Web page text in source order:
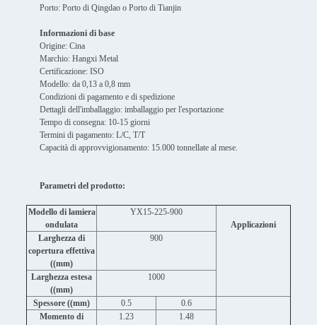
Porto: Porto di Qingdao o Porto di Tianjin
Informazioni di base
Origine: Cina
Marchio: Hangxi Metal
Certificazione: ISO
Modello: da 0,13 a 0,8 mm
Condizioni di pagamento e di spedizione
Dettagli dell'imballaggio: imballaggio per l'esportazione
Tempo di consegna: 10-15 giorni
Termini di pagamento: L/C, T/T
Capacità di approvvigionamento: 15.000 tonnellate al mese.
Parametri del prodotto:
Modello di lamiera
ondulata
YX15-225-900
Applicazioni
Larghezza di
copertura effettiva
((mm)
900
Larghezza estesa
((mm)
1000
Spessore ((mm) 0.5 0.6
Momento di
1.23 1.48